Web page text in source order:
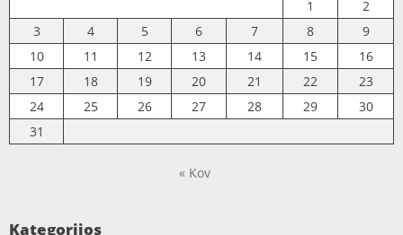
1
2
3
4 5 6 7 8
9
10
11 12 13 14 15
16
17
18 19 20 21 22
23
24
25 26 27 28 29
30
31
« Kov
Kategorijos